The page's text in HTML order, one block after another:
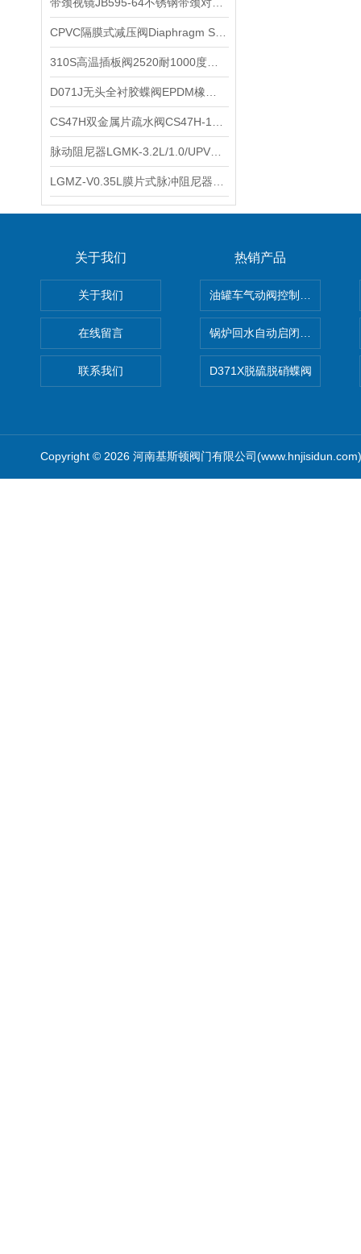
关于我们
关于我们
在线留言
联系我们
热销产品
油罐车气动阀控制气动组合
锅炉回水自动启闭阀KTH41X
D371X脱硫脱硝蝶阀
Copyright © 2026 河南基斯顿阀门有限公司